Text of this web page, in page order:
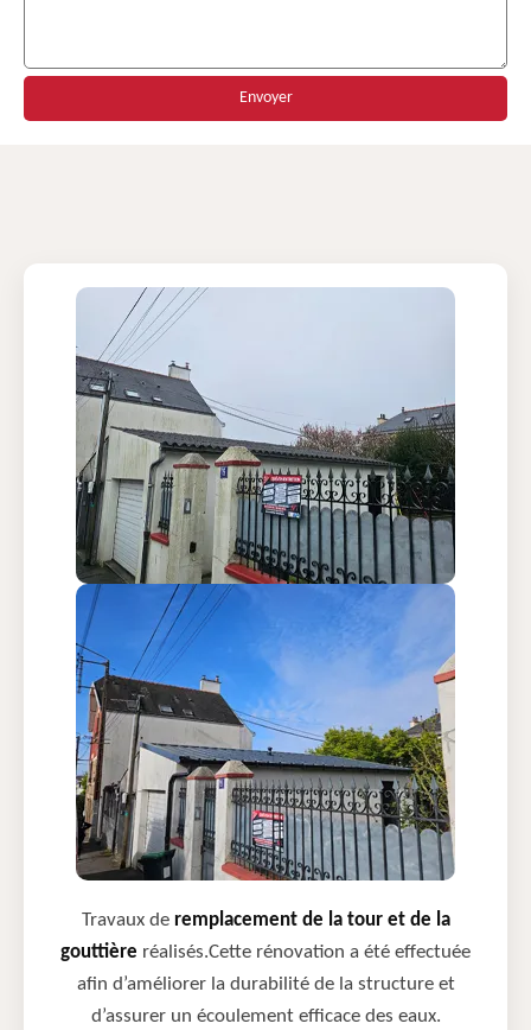
Travaux de remplacement de la tour et de la
gouttière réalisés.Cette rénovation a été effectuée
afin d’améliorer la durabilité de la structure et
d’assurer un écoulement efficace des eaux.